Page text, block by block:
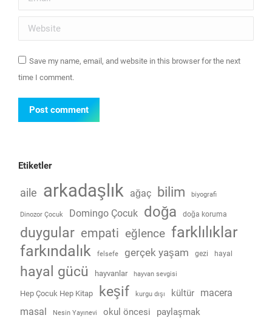
Website
Save my name, email, and website in this browser for the next
time I comment.
Post comment
Etiketler
aile arkadaşlık ağaç bilim biyografi
Dinozor Çocuk Domingo Çocuk doğa doğa koruma
duygular empati eğlence farklılıklar
farkındalık
felsefe gerçek yaşam gezi hayal
hayal gücü hayvanlar hayvan sevgisi
Hep Çocuk Hep Kitap keşif kurgu dışı kültür
macera
masal
Nesin Yayınevi okul öncesi paylaşmak